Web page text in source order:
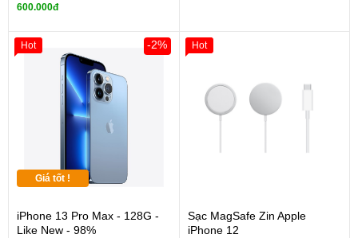
600.000đ
Giá tốt !
iPhone 13 Pro Max - 128G -
Like New - 98%
-2%
Hot
Sạc MagSafe Zin Apple
iPhone 12
Hot